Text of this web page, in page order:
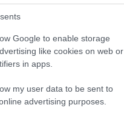
Google to enable storage
like cookies on web or
in apps.
my user data to be sent to
advertising purposes.